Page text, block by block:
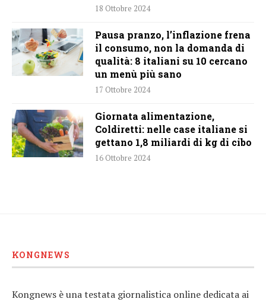
18 Ottobre 2024
Pausa pranzo, l’inflazione frena
il consumo, non la domanda di
qualità: 8 italiani su 10 cercano
un menù più sano
17 Ottobre 2024
Giornata alimentazione,
Coldiretti: nelle case italiane si
gettano 1,8 miliardi di kg di cibo
16 Ottobre 2024
KONGNEWS
Kongnews è una testata giornalistica online dedicata ai